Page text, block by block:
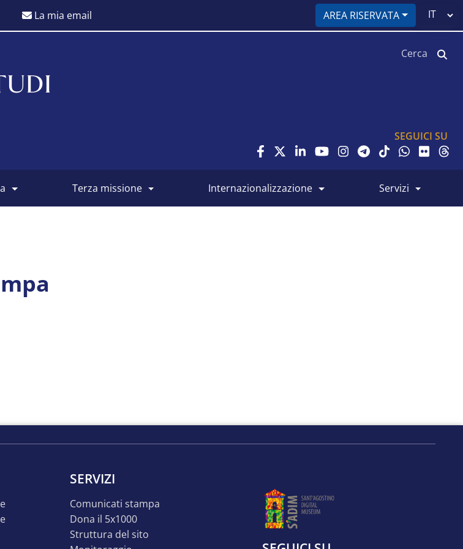
La mia email AREA RISERVATA
Select
SEGUICI SU
terza missione internazionalizzazione servizi
SERVIZI
comunicati stampa
dona il 5x1000
struttura del sito